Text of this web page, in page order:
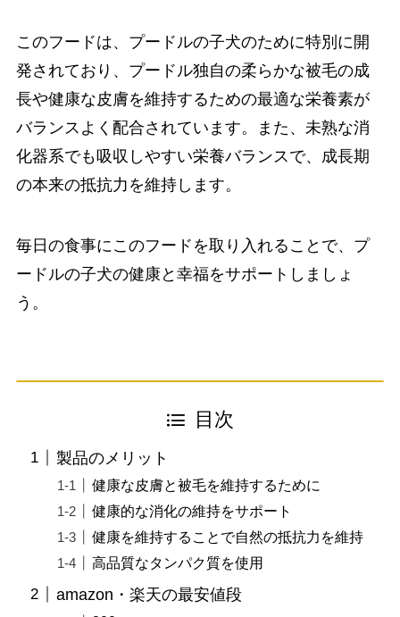
このフードは、プードルの子犬のために特別に開
発されており、プードル独自の柔らかな被毛の成
長や健康な皮膚を維持するための最適な栄養素が
バランスよく配合されています。また、未熟な消
化器系でも吸収しやすい栄養バランスで、成長期
の本来の抵抗力を維持します。
毎日の食事にこのフードを取り入れることで、プ
ードルの子犬の健康と幸福をサポートしましょ
う。
目次
製品のメリット
健康な皮膚と被毛を維持するために
健康的な消化の維持をサポート
健康を維持することで自然の抵抗力を維持
高品質なタンパク質を使用
amazon・楽天の最安値段